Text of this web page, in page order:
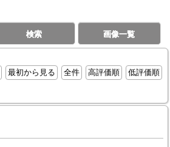
検索 画像一覧
最初から見る 全件 高評価順
低評価順